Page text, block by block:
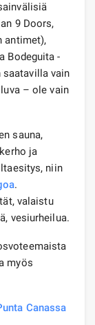
9 Doors,
antimet),
Bodeguita -
saatavilla vain
– ole vain
sauna,
ja
niin
.
valaistu
vesiurheilua.
myös
Canassa